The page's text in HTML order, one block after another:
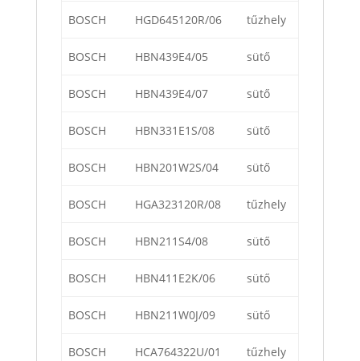
BOSCH HGD645120R/06 tűzhely
BOSCH HBN439E4/05 sütő
BOSCH HBN439E4/07 sütő
BOSCH HBN331E1S/08 sütő
BOSCH HBN201W2S/04 sütő
BOSCH HGA323120R/08 tűzhely
BOSCH HBN211S4/08 sütő
BOSCH HBN411E2K/06 sütő
BOSCH HBN211W0J/09 sütő
BOSCH HCA764322U/01 tűzhely